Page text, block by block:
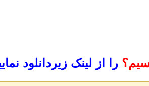
را از لینک زیر دانلود